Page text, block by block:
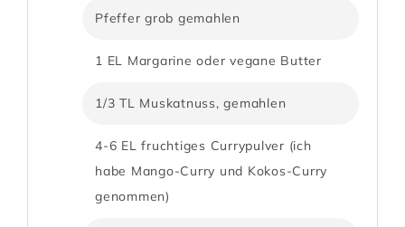
Pfeffer grob gemahlen
1 EL Margarine oder vegane Butter
1/3 TL Muskatnuss, gemahlen
4-6 EL fruchtiges Currypulver (ich
habe Mango-Curry und Kokos-Curry
genommen)